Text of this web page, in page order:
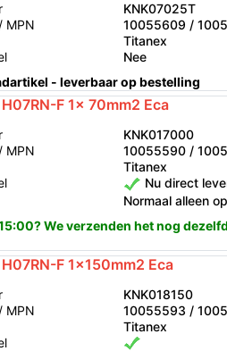
KNK07025T
MPN
10055609 /
Titanex
Nee
- leverbaar op bestelling
F 1x 70mm2 Eca
KNK017000
MPN
10055590 /
Titanex
Nu direct
Normaal alleen
We verzenden het nog
F 1x150mm2 Eca
KNK018150
MPN
10055593 /
Titanex